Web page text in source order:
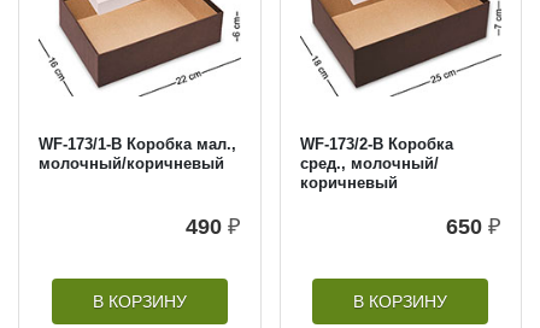
WF-173/1-B Коробка мал.,
молочный/коричневый
490 ₽
В КОРЗИНУ
WF-173/2-B Коробка
сред., молочный/
коричневый
650 ₽
В КОРЗИНУ